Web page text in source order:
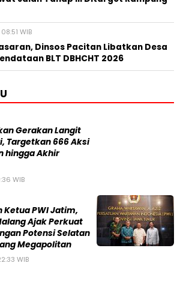
WIB
Dinsos Pacitan Libatkan Desa
BLT DBHCHT 2026
Gerakan Langit
Targetkan 666 Aksi
hingga Akhir
WIB
Ketua PWI Jatim,
Ajak Perkuat
Potensi Selatan
Megapolitan
WIB